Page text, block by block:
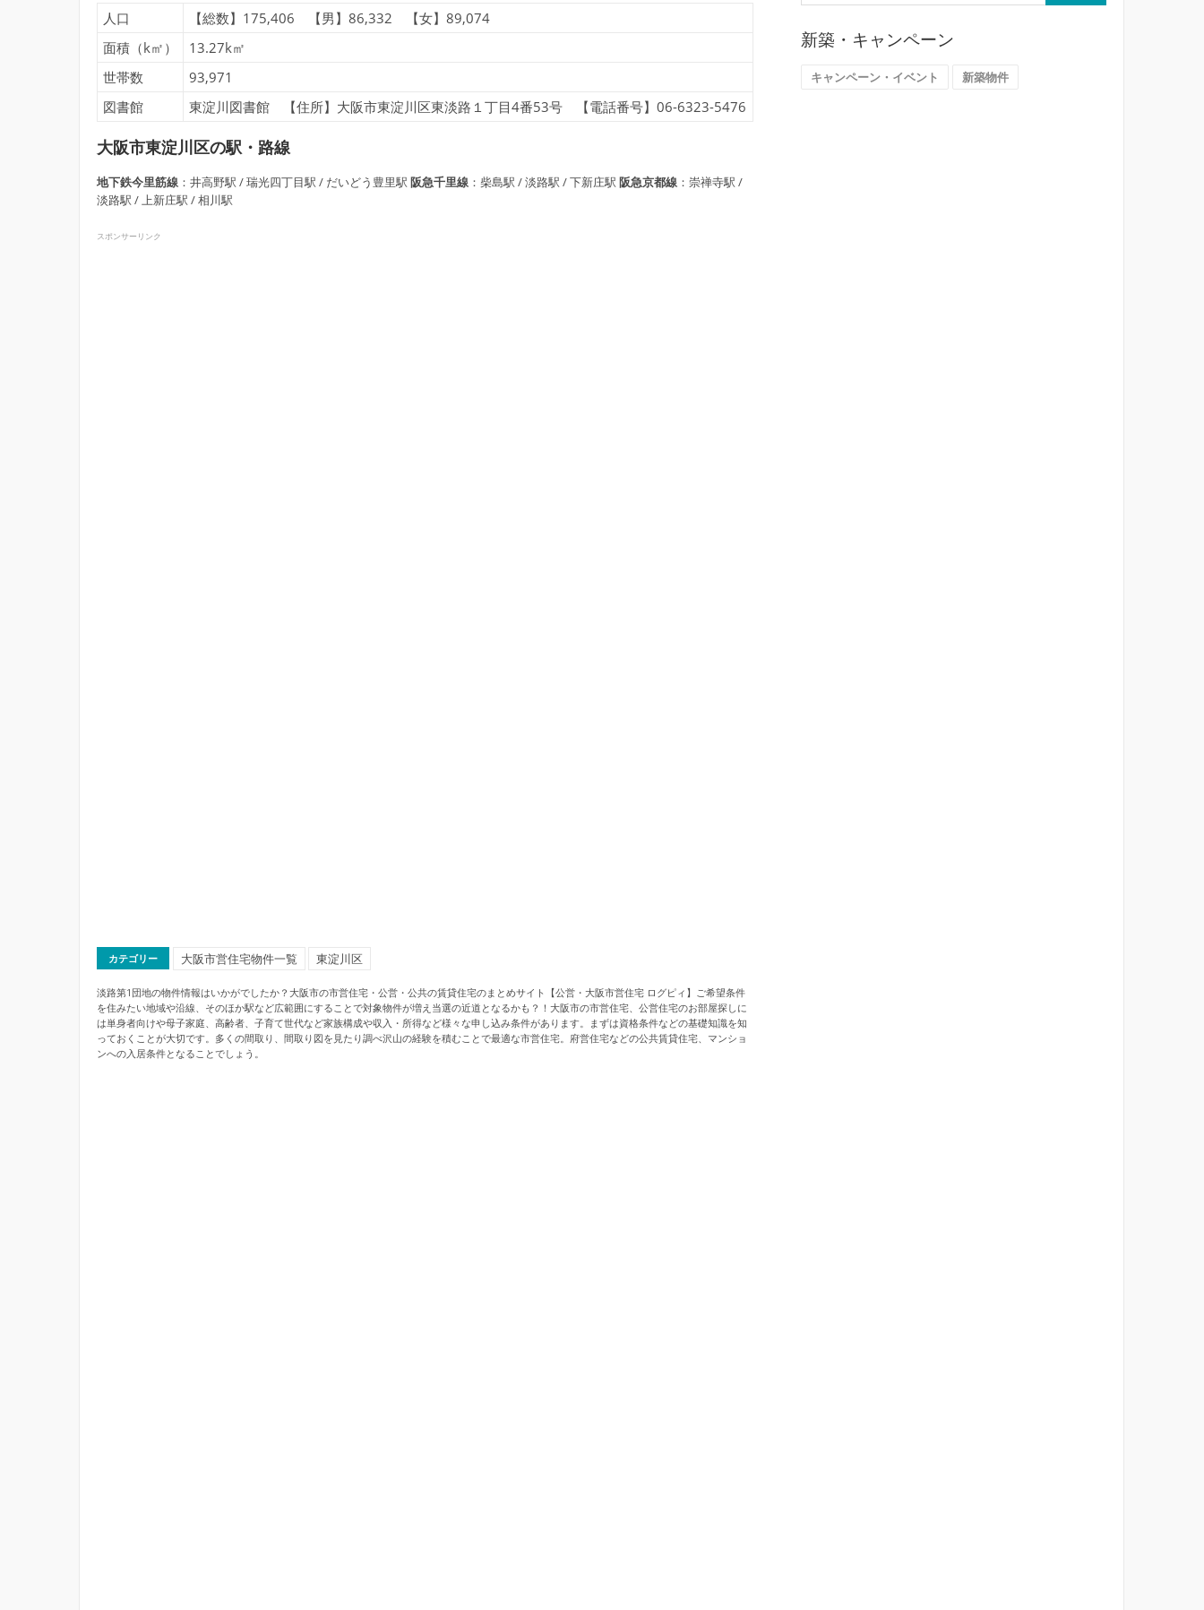
人口
【総数】175,406 【男】86,332 【女】89,074
面積（k㎡）
13.27k㎡
世帯数
93,971
図書館
東淀川図書館 【住所】大阪市東淀川区東淡路１丁目4番53号 【電話番号】06-6323-5476
大阪市東淀川区の駅・路線
地下鉄今里筋線 ：井高野駅 / 瑞光四丁目駅 / だいどう豊里駅 阪急千里線 ：柴島駅 / 淡路駅 / 下新庄駅 阪急京都線 ：崇禅寺駅 /
淡路駅 / 上新庄駅 / 相川駅
スポンサーリンク
カテゴリー 大阪市営住宅物件一覧 東淀川区
淡路第1団地の物件情報はいかがでしたか？大阪市の市営住宅・公営・公共の賃貸住宅のまとめサイト【公営・大阪市営住宅 ログピィ】ご希望条件
を住みたい地域や沿線、そのほか駅など広範囲にすることで対象物件が増え当選の近道となるかも？！大阪市の市営住宅、公営住宅のお部屋探しに
は単身者向けや母子家庭、高齢者、子育て世代など家族構成や収入・所得など様々な申し込み条件があります。まずは資格条件などの基礎知識を知
っておくことが大切です。多くの間取り、間取り図を見たり調べ沢山の経験を積むことで最適な市営住宅。府営住宅などの公共賃貸住宅、マンショ
ンへの入居条件となることでしょう。
ら
探
す
（大
新築・キャンペーン
キャンペーン・イベント 新築物件